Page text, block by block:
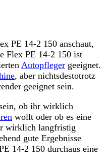
PE 14-2 150 anschaut,
Flex PE 14-2 150 ist
Autopfleger geeignet.
, aber nichtsdestotrotz
geeignet sein.
ob ihr wirklich
wollt oder ob es eine
wirklich langfristig
gute Ergebnisse
14-2 150 durchaus eine